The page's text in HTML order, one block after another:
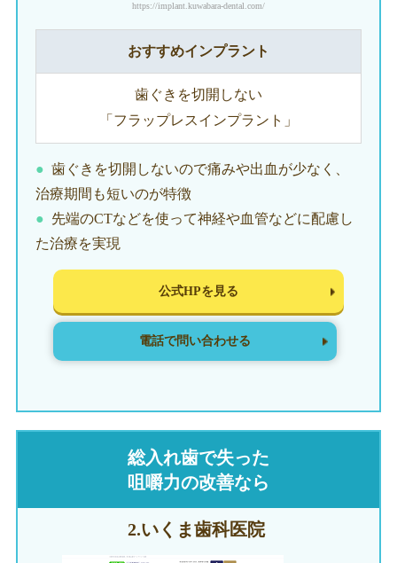
https://implant.kuwabara-dental.com/
おすすめインプラント
歯ぐきを切開しない
「フラップレスインプラント」
歯ぐきを切開しないので痛みや出血が少なく、
治療期間も短いのが特徴
先端のCTなどを使って神経や血管などに配慮し
た治療を実現
公式HPを見る
電話で問い合わせる
総入れ歯で失った
咀嚼力の改善なら
2.いくま歯科医院